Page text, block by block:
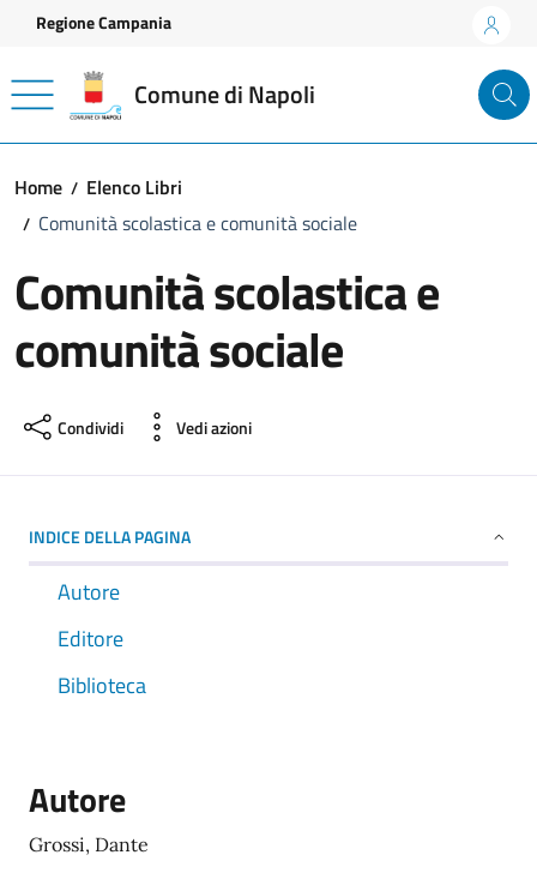
Vai ai contenuti
Vai al footer
Regione Campania
Comune di Napoli
Home
Elenco Libri
Comunità scolastica e comunità sociale
Comunità scolastica e
comunità sociale
Condividi Vedi azioni
INDICE DELLA PAGINA
Autore
Editore
Biblioteca
Autore
Grossi, Dante